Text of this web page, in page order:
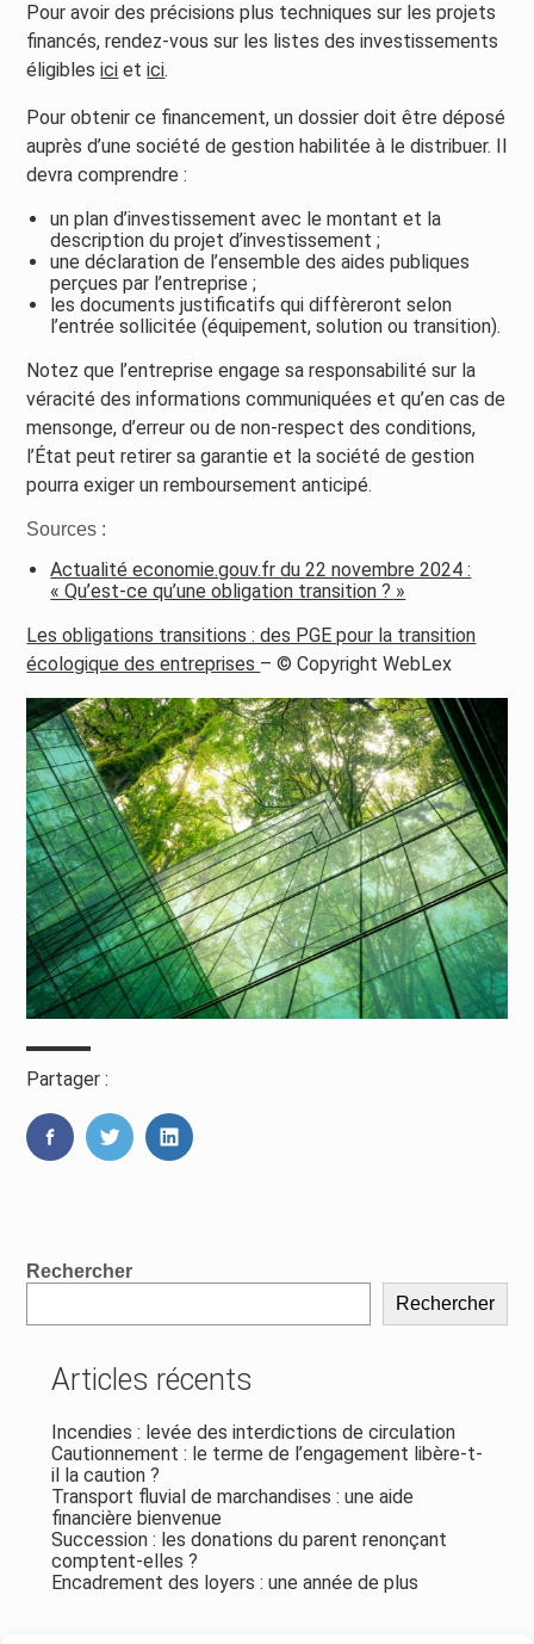
Pour avoir des précisions plus techniques sur les projets
financés, rendez-vous sur les listes des investissements
éligiblesici etici.
Pour obtenir ce financement, un dossier doit être déposé
auprès d’une société de gestion habilitée à le distribuer. Il
devra comprendre :
un plan d’investissement avec le montant et la
description du projet d’investissement ;
une déclaration de l’ensemble des aides publiques
perçues par l’entreprise ;
les documents justificatifs qui diffèreront selon
l’entrée sollicitée (équipement, solution ou transition).
Notez que l’entreprise engage sa responsabilité sur la
véracité des informations communiquées et qu’en cas de
mensonge, d’erreur ou de non-respect des conditions,
l’État peut retirer sa garantie et la société de gestion
pourra exiger un remboursement anticipé.
Sources :
Actualité economie.gouv.fr du 22 novembre 2024 :
« Qu’est-ce qu’une obligation transition ? »
Les obligations transitions : des PGE pour la transition
écologique des entreprises – © Copyright WebLex
Partager :
FaceBookTwitterLinkedIn
Blog
Rechercher
Rechercher
Articles récents
Incendies : levée des interdictions de circulation
Cautionnement : le terme de l’engagement libère-t-
il la caution ?
Transport fluvial de marchandises : une aide
financière bienvenue
Succession : les donations du parent renonçant
comptent-elles ?
Encadrement des loyers : une année de plus